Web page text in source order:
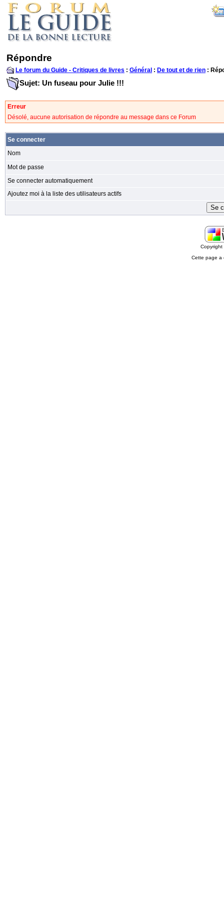
Répondre
Le forum du Guide - Critiques de livres : Général : De tout et de rien :
Sujet: Un fuseau pour Julie !!!
Erreur
Désolé, aucune autorisation de répondre au message dans ce Forum
Se connecter
Nom
Mot de passe
Se connecter automatiquement
Ajoutez moi à la liste des utilisateurs actifs
Cette page a